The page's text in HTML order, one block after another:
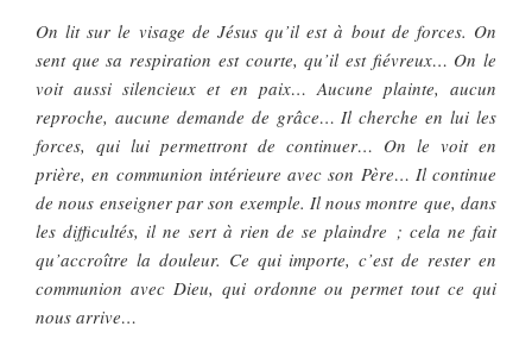
On lit sur le visage de Jésus qu’il est à bout de forces. On
sent que sa respiration est courte, qu’il est fiévreux… On le
voit aussi silencieux et en paix… Aucune plainte, aucun
reproche, aucune demande de grâce… Il cherche en lui les
forces, qui lui permettront de continuer… On le voit en
prière, en communion intérieure avec son Père… Il continue
de nous enseigner par son exemple. Il nous montre que, dans
les difficultés, il ne sert à rien de se plaindre ; cela ne fait
qu’accroître la douleur. Ce qui importe, c’est de rester en
communion avec Dieu, qui ordonne ou permet tout ce qui
nous arrive…